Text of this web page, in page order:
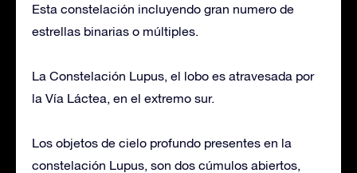
Esta constelación incluyendo gran numero de
estrellas binarias o múltiples.
La Constelación Lupus, el lobo es atravesada por
la Vía Láctea, en el extremo sur.
Los objetos de cielo profundo presentes en la
constelación Lupus, son dos cúmulos abiertos,